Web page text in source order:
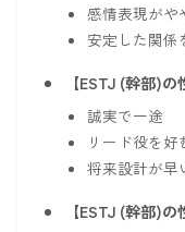
感情表現がや
安定した関係
【ESTJ (幹部)
誠実で一途
リード役を好
将来設計が早
【ESTJ (幹部)